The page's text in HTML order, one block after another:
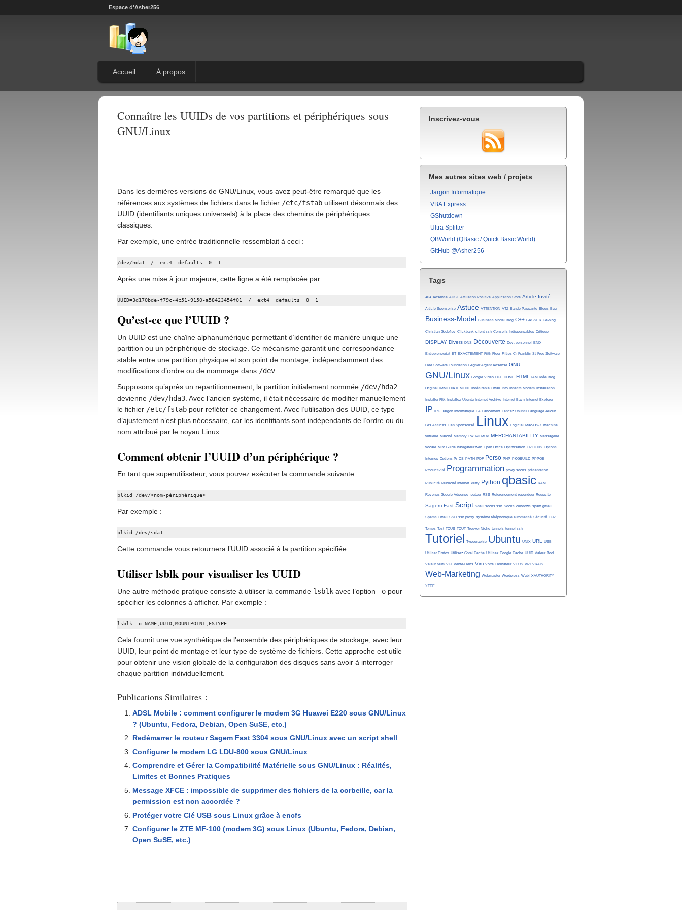
Espace d'Asher256
Accueil À propos
Connaître les UUIDs de vos partitions et périphériques sous
GNU/Linux
Dans les dernières versions de GNU/Linux, vous avez peut-être remarqué que les
références aux systèmes de fichiers dans le fichier /etc/fstab utilisent désormais des
UUID (identifiants uniques universels) à la place des chemins de périphériques
classiques.
Par exemple, une entrée traditionnelle ressemblait à ceci :
/dev/hda1  /  ext4  defaults  0  1
Après une mise à jour majeure, cette ligne a été remplacée par :
UUID=3d170bde-f79c-4c51-9150-a58423454f01  /  ext4  defaults  0  1
Qu’est-ce que l’UUID ?
Un UUID est une chaîne alphanumérique permettant d’identifier de manière unique une
partition ou un périphérique de stockage. Ce mécanisme garantit une correspondance
stable entre une partition physique et son point de montage, indépendamment des
modifications d’ordre ou de nommage dans /dev
Supposons qu’après un repartitionnement, la partition initialement nommée /dev/hda2
devienne /dev/hda3 . Avec l’ancien système, il était nécessaire de modifier manuellement
le fichier /etc/fstab pour refléter ce changement. Avec l’utilisation des UUID, ce type
d’ajustement n’est plus nécessaire, car les identifiants sont indépendants de l’ordre ou du
nom attribué par le noyau Linux.
Comment obtenir l’UUID d’un périphérique ?
En tant que superutilisateur, vous pouvez exécuter la commande suivante :
blkid /dev/<nom-périphérique>
Par exemple :
blkid /dev/sda1
Cette commande vous retournera l’UUID associé à la partition spécifiée.
Utiliser lsblk pour visualiser les UUID
Une autre méthode pratique consiste à utiliser la commande lsblk avec l’option -o pour
spécifier les colonnes à afficher. Par exemple :
lsblk -o NAME,UUID,MOUNTPOINT,FSTYPE
Cela fournit une vue synthétique de l’ensemble des périphériques de stockage, avec leur
UUID, leur point de montage et leur type de système de fichiers. Cette approche est utile
pour obtenir une vision globale de la configuration des disques sans avoir à interroger
chaque partition individuellement.
Publications Similaires :
ADSL Mobile : comment configurer le modem 3G Huawei E220 sous GNU/Linux
? (Ubuntu, Fedora, Debian, Open SuSE, etc.)
Redémarrer le routeur Sagem Fast 3304 sous GNU/Linux avec un script shell
Configurer le modem LG LDU-800 sous GNU/Linux
Comprendre et Gérer la Compatibilité Matérielle sous GNU/Linux : Réalités,
Limites et Bonnes Pratiques
Message XFCE : impossible de supprimer des fichiers de la corbeille, car la
permission est non accordée ?
Protéger votre Clé USB sous Linux grâce à encfs
Configurer le ZTE MF-100 (modem 3G) sous Linux (Ubuntu, Fedora, Debian,
Open SuSE, etc.)
Inscrivez-vous
Mes autres sites web / projets
Jargon Informatique
VBA Express
GShutdown
Ultra Splitter
QBWorld (QBasic / Quick Basic World)
GitHub @Asher256
Tags
404 Adsense ADSL Affiliation Positive Application Store Article-Invité
Article Sponsorisé Astuce ATTENTION ATZ Bande Passante Blogs Bug
Business-Model Business Model Blog C++ CASSER Ce-blog
Christian Godefroy Clickbank client ssh Conseils Indispensables Critique
DISPLAY Divers DNS Découverte Dév.-personnel END
Entrepreneuriat ET EXACTEMENT Fifth Floor Filtres Cr Franklin St Free Software
Free Software Foundation Gagner Argent Adsense GNU
GNU/Linux Google Video HCL HOME HTML IAM Idée Blog
Original IMMEDIATEMENT Indésirable Gmail Info Inherits Modem Installation
Installer Fltk Installez Ubuntu Internet Archive Internet Bayn Internet Explorer
IP IRC Jargon Informatique LA Lancement Lancez Ubuntu Language Aucun
Les Astuces Lien Sponsorisé Linux Logiciel Mac-OS-X machine
virtuelle Marché Memory Fox MEMUP MERCHANTABILITY Messagerie
vocale Miro Guide navigateur web Open Office Optimisation OPTIONS Options
Internes Options Pr OS PATH PDF Perso PHP PKGBUILD PPPOE
Productivité Programmation proxy socks présentation
Publicité Publicité Internet Putty Python qbasic RAM
Revenus Google Adsense routeur RSS Référencement répondeur Réussite
Sagem Fast Script Shell socks ssh Socks Windows spam gmail
Spams Gmail SSH ssh proxy système téléphonique automatisé Sécurité TCP
Temps Test TOUS TOUT Trouver Niche tunnels tunnel ssh
Tutoriel Typographie Ubuntu UNIX URL USB
Utiliser Firefox Utilisez Coral Cache Utilisez Google Cache UUID Valeur Bool
Valeur Num VCI Vente-Liens Vim Votre Ordinateur VOUS VPI VRAIS
Web-Marketing Webmaster Wordpress Wubi XAUTHORITY
XFCE